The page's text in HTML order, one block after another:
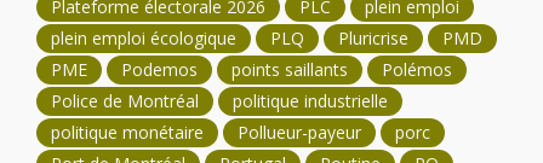
Plateforme électorale 2026
PLC
plein emploi
plein emploi écologique
PLQ Pluricrise
PMD
PME
Podemos points saillants
Polémos
Police de Montréal
politique industrielle
politique monétaire
Pollueur-payeur
porc